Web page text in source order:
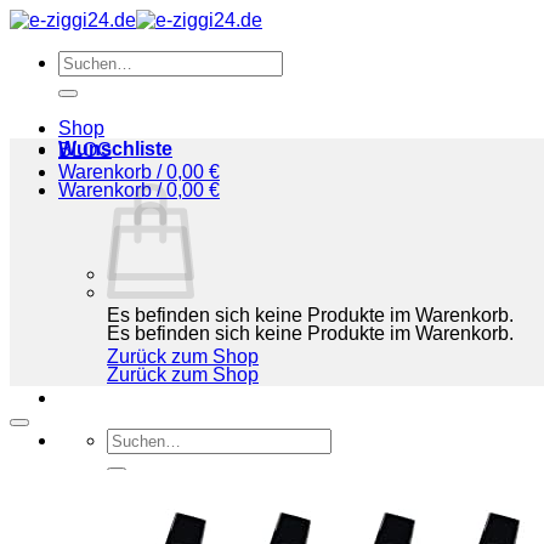
Zum
springenSuchen
nach:
Shop
BLOG
Warenkorb /0,00 €
Es befinden sich keine Produkte im Warenkorb.
Zurück zum Shop
Suchen
nach:
Wunschliste
Warenkorb /0,00 €
Es befinden sich keine Produkte im Warenkorb.
Zurück zum Shop